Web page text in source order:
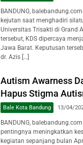
BANDUNG,
kejutan saat menghadiri
Universitas Trisakti di Grand
tersebut, KDS dipercaya
Jawa Barat. Keputusan
dr. Azis […]
Autism Awarness
Hapus Stigma
Bale Kota Bandung 13/04/
BANDUNG,
pentingnya meningkatkan
kegiatan sepanjang bulan